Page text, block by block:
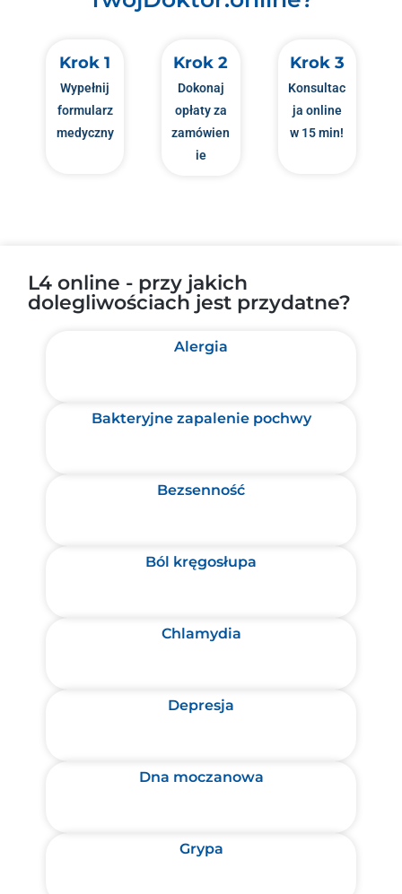
Krok 1
Wypełnij
formularz
medyczny
Krok 2
Dokonaj
opłaty za
zamówien
ie
Krok 3
Konsultac
ja online
w 15 min!
L4 online - przy jakich
dolegliwościach jest przydatne?
Alergia
Bakteryjne zapalenie pochwy
Bezsenność
Ból kręgosłupa
Chlamydia
Depresja
Dna moczanowa
Grypa